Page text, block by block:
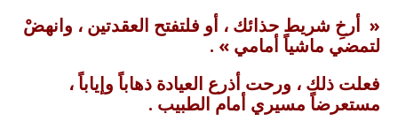
« أرخِ شريط حذائك ، أو فلتفتح العقدتين ، وانهضْ
لتمضي ماشياً أمامي » .
فعلت ذلك ، ورحت أذرع العيادة ذهاباً وإياباً ،
مستعرضاً مسيري أمام الطبيب .